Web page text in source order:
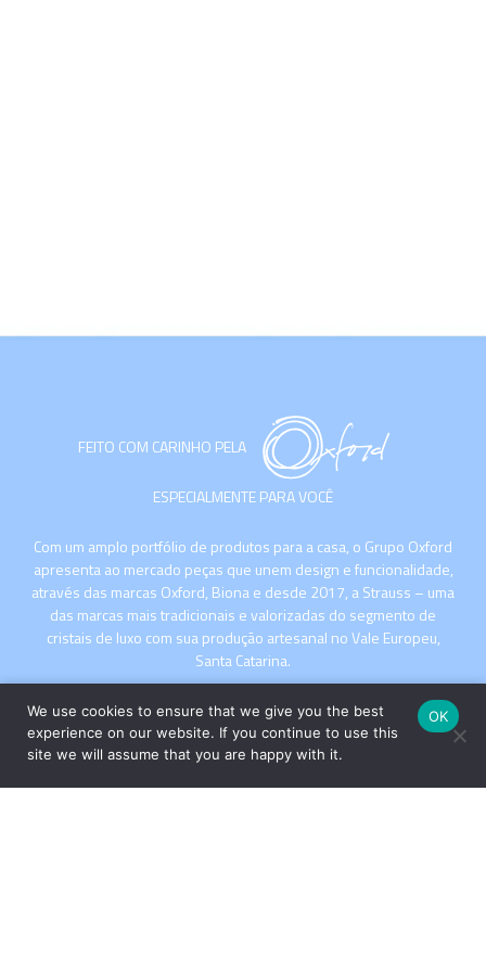
FEITO COM CARINHO PELA
ESPECIALMENTE PARA VOCÊ
Com um amplo portfólio de produtos para a casa, o Grupo Oxford
apresenta ao mercado peças que unem design e funcionalidade,
através das marcas Oxford, Biona e desde 2017, a Strauss – uma
das marcas mais tradicionais e valorizadas do segmento de
cristais de luxo com sua produção artesanal no Vale Europeu,
Santa Catarina.
We use cookies to ensure that we give you the best
experience on our website. If you continue to use this
site we will assume that you are happy with it.
OK